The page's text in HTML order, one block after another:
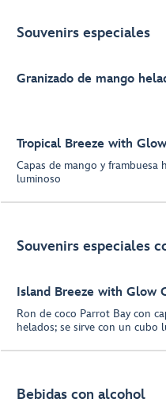
Souvenirs especiales
Granizado de mango
Tropical Breeze with
Capas de mango y frambuesa
luminoso
Souvenirs especiales
Island Breeze with Glow
Ron de coco Parrot Bay con
helados; se sirve con un cubo
Bebidas con alcohol